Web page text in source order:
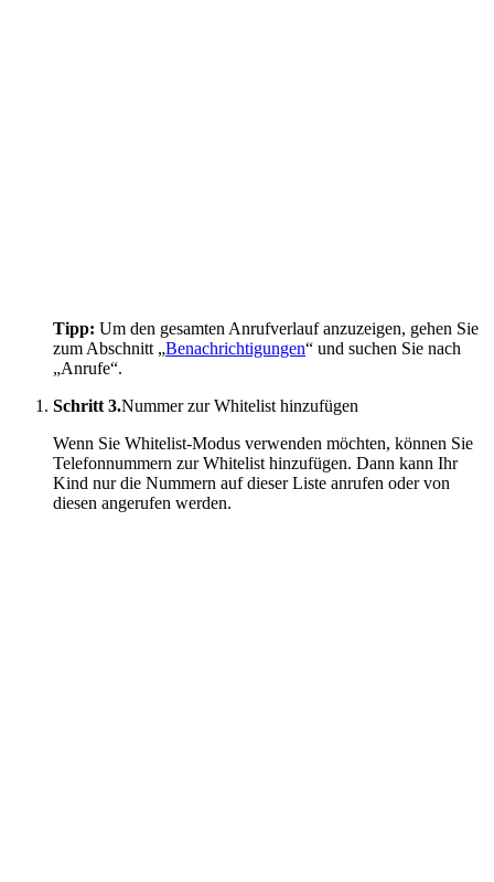
Tipp: Um den gesamten Anrufverlauf anzuzeigen, gehen Sie
zum Abschnitt „Benachrichtigungen“ und suchen Sie nach
„Anrufe“.
Schritt 3.Nummer zur Whitelist hinzufügen
Wenn Sie Whitelist-Modus verwenden möchten, können Sie
Telefonnummern zur Whitelist hinzufügen. Dann kann Ihr
Kind nur die Nummern auf dieser Liste anrufen oder von
diesen angerufen werden.